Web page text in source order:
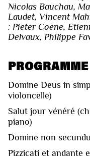
Nicolas Bauchau,
Laudet, Vincent
: Pieter Coene,
Delvaux, Philippe
PROGRAMME
Domine Deus in
violoncelle)
Salut jour vénéré
piano)
Domine non
Pizzicati et andante